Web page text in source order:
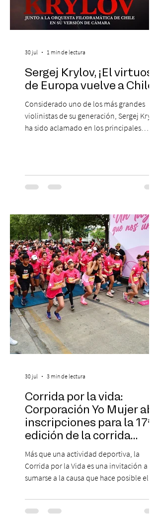
Sergej Krylov, ¡El virtuoso
de Europa vuelve a Chile!
Considerado uno de los más grandes
violinistas de su generación, Sergej Krylov
ha sido aclamado en los principales
escenario del Teatro CA660 para
protagonizar una velada extraordinaria
Las Cuatro Estaciones de Antonio Vivaldi y
Las Cuatro Estaciones Porteñas de Astor
Piazzolla. Déja
30 jul 1 min de lectura
Corrida por la vida:
Corporación Yo Mujer abre
inscripciones para la 17ª
edición de la corrida
solidaria
Más que una actividad deportiva, la
Corrida por la Vida es una invitación a
sumarse a la causa que hace posible el
desarrolla durante todo el año: brindar
orientación, contención y apoyo
30 jul 3 min de lectura